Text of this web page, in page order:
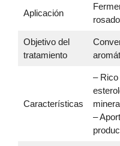
Aplicación
Objetivo del
tratamiento
Características
– Rico
–